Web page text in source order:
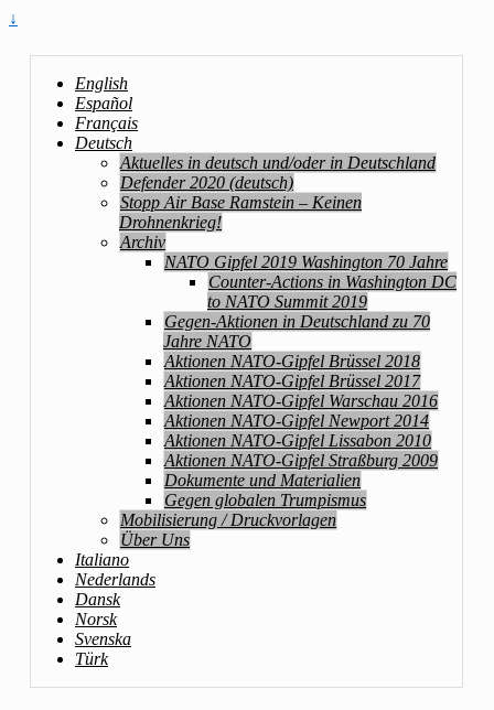
↓
English
Español
Français
Deutsch
Aktuelles in deutsch und/oder in Deutschland
Defender 2020 (deutsch)
Stopp Air Base Ramstein – Keinen
Drohnenkrieg!
Archiv
NATO Gipfel 2019 Washington 70 Jahre
Counter-Actions in Washington DC
to NATO Summit 2019
Gegen-Aktionen in Deutschland zu 70
Jahre NATO
Aktionen NATO-Gipfel Brüssel 2018
Aktionen NATO-Gipfel Brüssel 2017
Aktionen NATO-Gipfel Warschau 2016
Aktionen NATO-Gipfel Newport 2014
Aktionen NATO-Gipfel Lissabon 2010
Aktionen NATO-Gipfel Straßburg 2009
Dokumente und Materialien
Gegen globalen Trumpismus
Mobilisierung / Druckvorlagen
Über Uns
Italiano
Nederlands
Dansk
Norsk
Svenska
Türk